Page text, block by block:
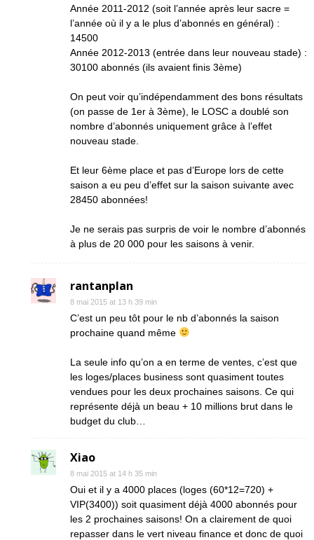
Année 2011-2012 (soit l’année après leur sacre =
l’année où il y a le plus d’abonnés en général) :
14500
Année 2012-2013 (entrée dans leur nouveau stade) :
30100 abonnés (ils avaient finis 3ème)
On peut voir qu’indépendamment des bons résultats
(on passe de 1er à 3ème), le LOSC a doublé son
nombre d’abonnés uniquement grâce à l’effet
nouveau stade.
Et leur 6ème place et pas d’Europe lors de cette
saison a eu peu d’effet sur la saison suivante avec
28450 abonnées!
Je ne serais pas surpris de voir le nombre d’abonnés
à plus de 20 000 pour les saisons à venir.
rantanplan
8 mai 2015 at 13 h 39 min
C’est un peu tôt pour le nb d’abonnés la saison
prochaine quand même
La seule info qu’on a en terme de ventes, c’est que
les loges/places business sont quasiment toutes
vendues pour les deux prochaines saisons. Ce qui
représente déjà un beau + 10 millions brut dans le
budget du club…
Xiao
8 mai 2015 at 14 h 35 min
Oui et il y a 4000 places (loges (60*12=720) +
VIP(3400)) soit quasiment déjà 4000 abonnés pour
les 2 prochaines saisons! On a clairement de quoi
repasser dans le vert niveau finance et donc de quoi